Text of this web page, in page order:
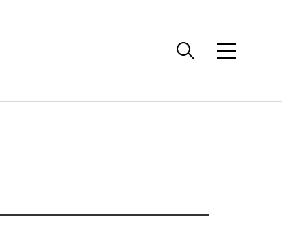
메